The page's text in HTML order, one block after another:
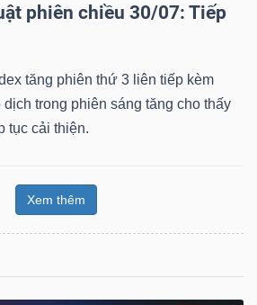
phiên chiều 30/07: Tiếp
tăng phiên thứ 3 liên tiếp kèm
trong phiên sáng tăng cho thấy
tục cải thiện.
Xem thêm